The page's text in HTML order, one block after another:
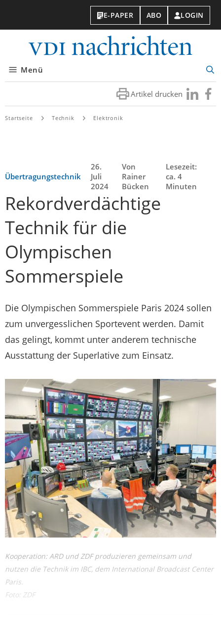
E-PAPER ABO LOGIN
Menü
Artikel drucken Besuchen
Sie
Sie
Startseite Technik Elektronik
Übertragungstechnik
26.
Juli
2024
Von
Rainer
Bücken
Lesezeit:
ca. 4
Minuten
Rekordverdächtige
Technik für die
Olympischen
Sommerspiele
Die Olympischen Sommerspiele Paris 2024 sollen
zum unvergesslichen Sportevent werden. Damit
das gelingt, kommt unter anderem technische
Ausstattung der Superlative zum Einsatz.
Kooperation: ARD und ZDF produzieren gemeinsam und
nutzen die Technik im IBC, dem International Broadcast Center
Paris.
Foto: ZDF